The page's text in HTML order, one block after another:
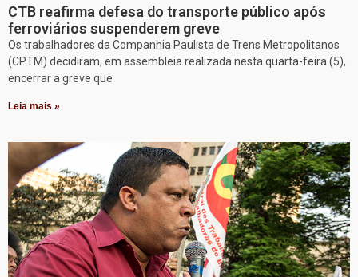
CTB reafirma defesa do transporte público após
ferroviários suspenderem greve
Os trabalhadores da Companhia Paulista de Trens Metropolitanos
(CPTM) decidiram, em assembleia realizada nesta quarta-feira (5),
encerrar a greve que
Leia mais »